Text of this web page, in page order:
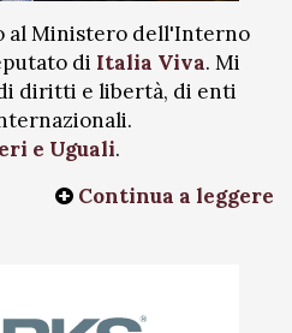
al Ministero dell'Interno
di Italia Viva. Mi
diritti e libertà, di enti
e Uguali.
Continua a leggere